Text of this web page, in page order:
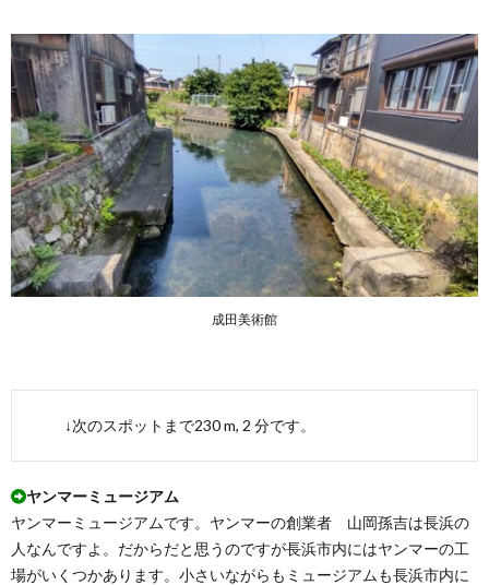
成田美術館
↓次のスポットまで230 m, 2 分です。
ヤンマーミュージアム
ヤンマーミュージアムです。ヤンマーの創業者 山岡孫吉は長浜の
人なんですよ。だからだと思うのですが長浜市内にはヤンマーの工
場がいくつかあります。小さいながらもミュージアムも長浜市内に